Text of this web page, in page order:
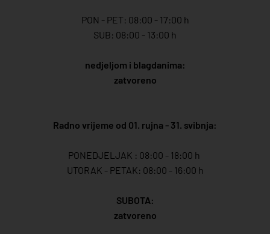
PON - PET: 08:00 - 17:00 h
SUB: 08:00 - 13:00 h
nedjeljom i blagdanima:
zatvoreno
Radno vrijeme od 01. rujna - 31. svibnja:
PONEDJELJAK : 08:00 - 18:00 h
UTORAK - PETAK: 08:00 - 16:00 h
SUBOTA:
zatvoreno